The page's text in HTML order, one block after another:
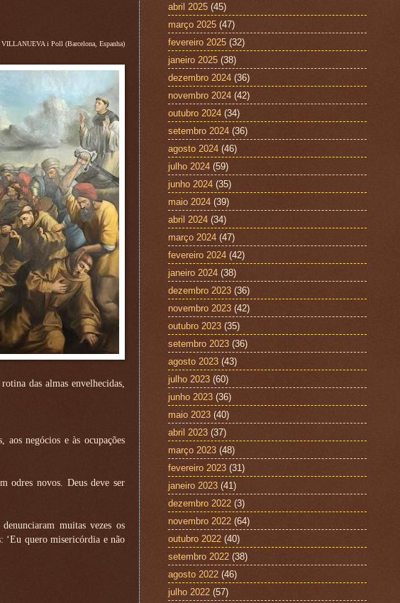
i Poll (Barcelona, Espanha)
das almas envelhecidas,
aos negócios e às ocupações
odres novos. Deus deve ser
muitas vezes os
‘Eu quero misericórdia e não
abril 2025 (45)
março 2025 (47)
fevereiro 2025 (32)
janeiro 2025 (38)
dezembro 2024 (36)
novembro 2024 (42)
outubro 2024 (34)
setembro 2024 (36)
agosto 2024 (46)
julho 2024 (59)
junho 2024 (35)
maio 2024 (39)
abril 2024 (34)
março 2024 (47)
fevereiro 2024 (42)
janeiro 2024 (38)
dezembro 2023 (36)
novembro 2023 (42)
outubro 2023 (35)
setembro 2023 (36)
agosto 2023 (43)
julho 2023 (60)
junho 2023 (36)
maio 2023 (40)
abril 2023 (37)
março 2023 (48)
fevereiro 2023 (31)
janeiro 2023 (41)
dezembro 2022 (3)
novembro 2022 (64)
outubro 2022 (40)
setembro 2022 (38)
agosto 2022 (46)
julho 2022 (57)